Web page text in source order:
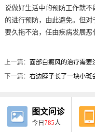
说做好生活中的预防工作就
的进行预防，由此避免。但
要久拖不治，任由疾病发展
上一篇：面部白癜风的治疗需要
下一篇：右边脖子长了一块小斑
图文问诊
今日785 人